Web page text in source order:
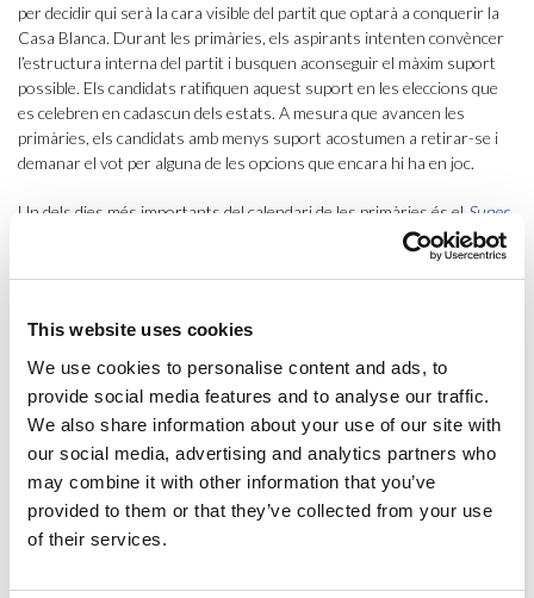
This website uses cookies
We use cookies to personalise content and ads, to
provide social media features and to analyse our traffic.
We also share information about your use of our site with
our social media, advertising and analytics partners who
may combine it with other information that you’ve
provided to them or that they’ve collected from your use
of their services.
per decidir qui serà la cara visible del partit que optarà a conquerir la
Casa Blanca. Durant les primàries, els aspirants intenten convèncer
l’estructura interna del partit i busquen aconseguir el màxim suport
possible. Els candidats ratifiquen aquest suport en les eleccions que
es celebren en cadascun dels estats. A mesura que avancen les
primàries, els candidats amb menys suport acostumen a retirar-se i
demanar el vot per alguna de les opcions que encara hi ha en joc.
Un dels dies més importants del calendari de les primàries és el Super
, on 12 estats decideixen el mateix dia qui hauria de ser el
juntament amb els
resultats d’altres estats que voten abans donen una idea força clara
lo definitivament. Aquest 2020, per exemple, va servir perquè Joe
Biden s’imposés a Bernie Sanders.
Amb les primàries decidides, el Partit Demòcrata i el Partit Republicà
celebren les respectives convencions nacionals a l’estiu, on
oficialment designen el candidat a ocupar la Casa Blanca. Les
convencions (una barreja de política i espectacle) donen el vertader
tret de sortida a la cursa electoral. Des d’aquest moment, els
candidats recorreran milers de quilòmetres de costa a costa dels
més d’un debat fins que arribi l’esperat primer dimarts després del